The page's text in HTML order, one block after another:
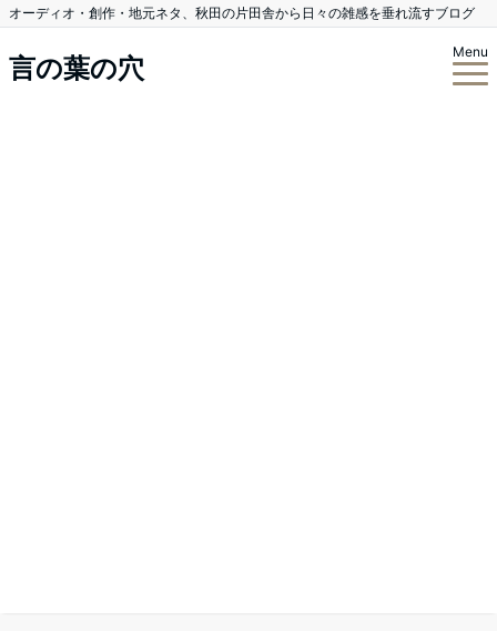
オーディオ・創作・地元ネタ、秋田の片田舎から日々の雑感を垂れ流すブログ
言の葉の穴
Menu